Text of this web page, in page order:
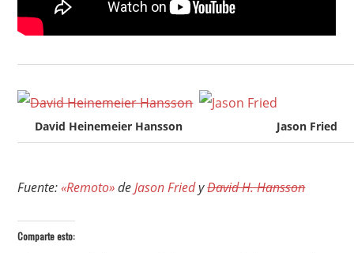
David Heinemeier Hansson Jason Fried
Fuente:«Remoto»deJason FriedyDavid H. Hansson
Comparte esto: